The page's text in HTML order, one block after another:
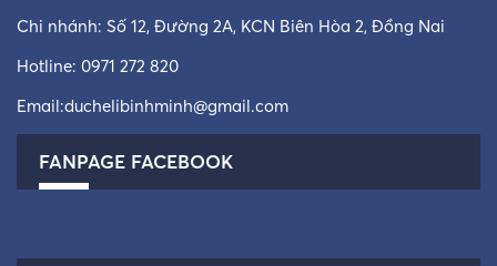
Chi nhánh: Số 12, Đường 2A, KCN Biên Hòa 2, Đồng Nai
Hotline: 0971 272 820
Email:duchelibinhminh@gmail.com
FANPAGE FACEBOOK